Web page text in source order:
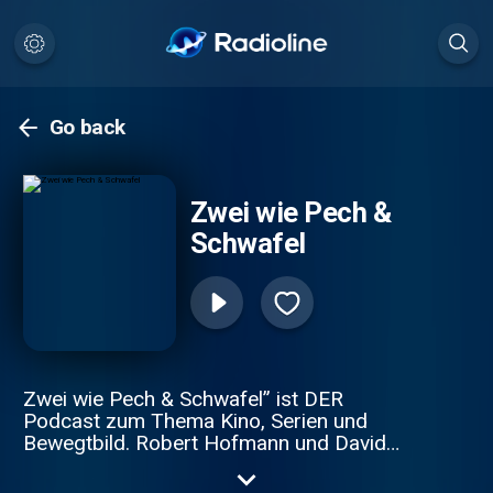
Go back
Zwei wie Pech &
Schwafel
Zwei wie Pech & Schwafel” ist DER
Podcast zum Thema Kino, Serien und
Bewegtbild. Robert Hofmann und David
Jahrzehnt als Filmkritiker. Sie sind sich